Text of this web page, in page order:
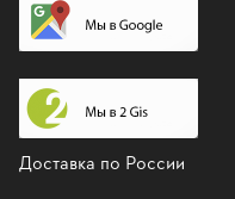
Доставка по России